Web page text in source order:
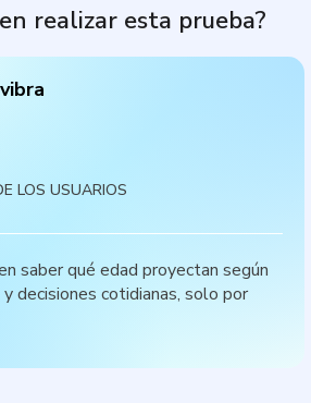
realizar esta prueba?
LOS USUARIOS
saber qué edad proyectan según
decisiones cotidianas, solo por